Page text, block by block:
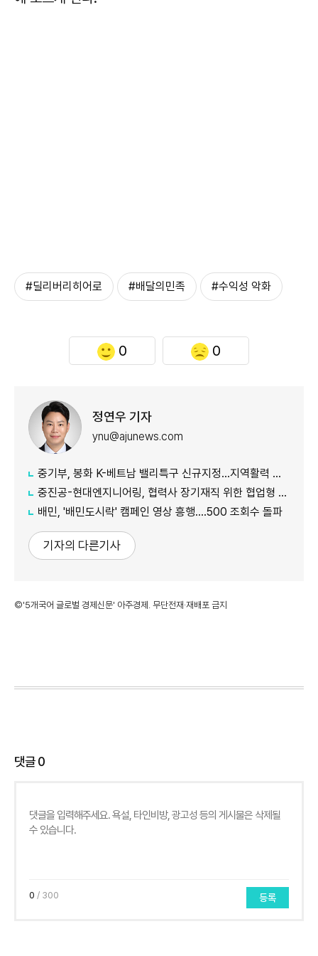
#딜리버리히어로 #배달의민족 #수익성 악화
0 0
정연우 기자
ynu@ajunews.com
중기부, 봉화 K-베트남 밸리특구 신규지정...지역활력 거점 조성
중진공-현대엔지니어링, 협력사 장기재직 위한 협업형 공제 추진
배민, '배민도시락' 캠페인 영상 흥행....500 조회수 돌파
기자의 다른기사
©'5개국어 글로벌 경제신문' 아주경제. 무단전재·재배포 금지
댓글0
0 / 300 등록